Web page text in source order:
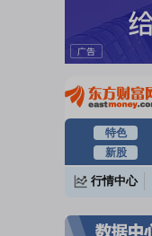
特色
新股
行情中心